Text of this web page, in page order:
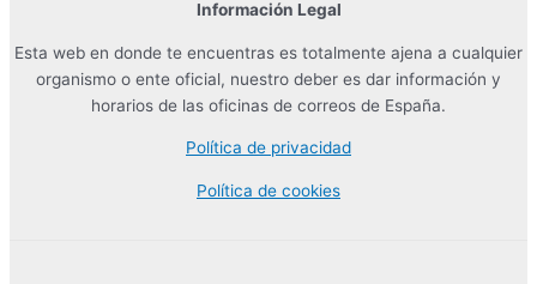
Información Legal
Esta web en donde te encuentras es totalmente ajena a cualquier
organismo o ente oficial, nuestro deber es dar información y
horarios de las oficinas de correos de España.
Política de privacidad
Política de cookies